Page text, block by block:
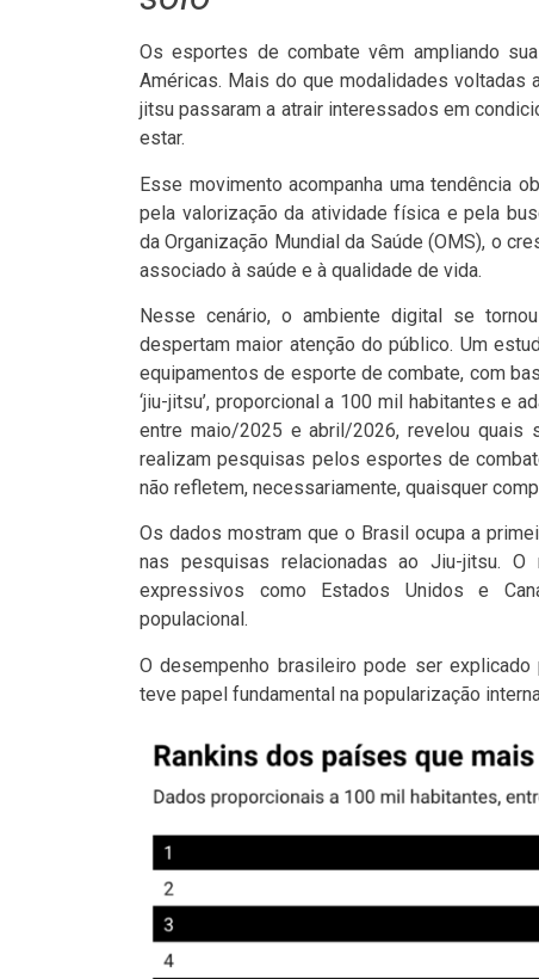
Os esportes de combate vêm ampliando
Américas. Mais do que modalidades voltadas
jitsu passaram a atrair interessados em
estar.
Esse movimento acompanha uma tendência
pela valorização da atividade física e pela
da Organização Mundial da Saúde (OMS), o
associado à saúde e à qualidade de vida.
Nesse cenário, o ambiente digital se
despertam maior atenção do público. Um
equipamentos de esporte de combate, com
‘jiu-jitsu’, proporcional a 100 mil habitantes e
entre maio/2025 e abril/2026, revelou quais
realizam pesquisas pelos esportes de
não refletem, necessariamente, quaisquer
Os dados mostram que o Brasil ocupa a
nas pesquisas relacionadas ao Jiu-jitsu.
expressivos como Estados Unidos e
populacional.
O desempenho brasileiro pode ser
teve papel fundamental na popularização